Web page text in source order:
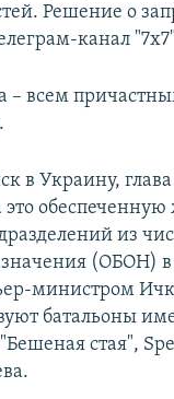
Решение о
канал
– всем
в Украину,
обеспеченную
из
(ОБОН) в
министром
батальоны
стая",